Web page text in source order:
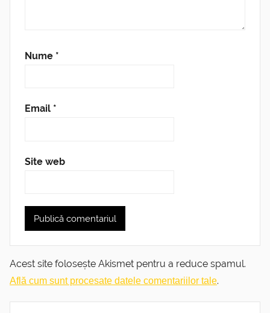
Nume *
Email *
Site web
Acest site folosește Akismet pentru a reduce spamul.
Află cum sunt procesate datele comentariilor tale.